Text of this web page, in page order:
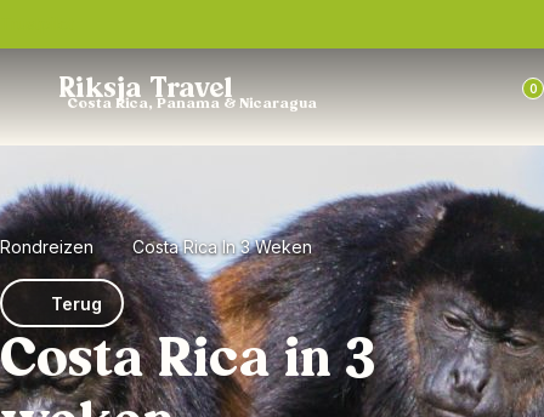
Riksja Travel
Costa Rica, Panama & Nicaragua
0
Rondreizen Costa Rica In 3 Weken
Terug
Costa Rica in 3